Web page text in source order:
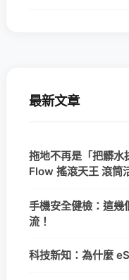
最新文章
拖地不再是「把髒
Flow 搖滾天王 滾筒
手機安全健檢：這幾
流！
科技新知：為什麼